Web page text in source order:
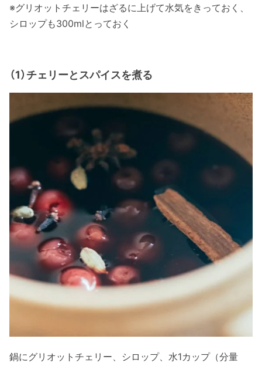
※グリオットチェリーはざるに上げて水気をきっておく、
シロップも300mlとっておく
（1）チェリーとスパイスを煮る
鍋にグリオットチェリー、シロップ、水1カップ（分量